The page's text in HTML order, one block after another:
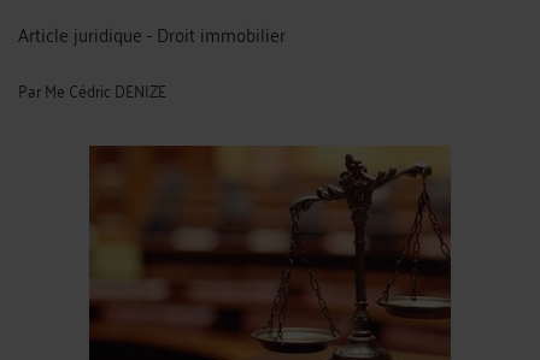
Article juridique - Droit immobilier
ParMe Cédric DENIZE